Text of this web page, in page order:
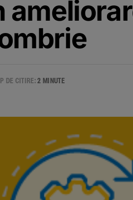
DE CITIRE:2 MINUTE